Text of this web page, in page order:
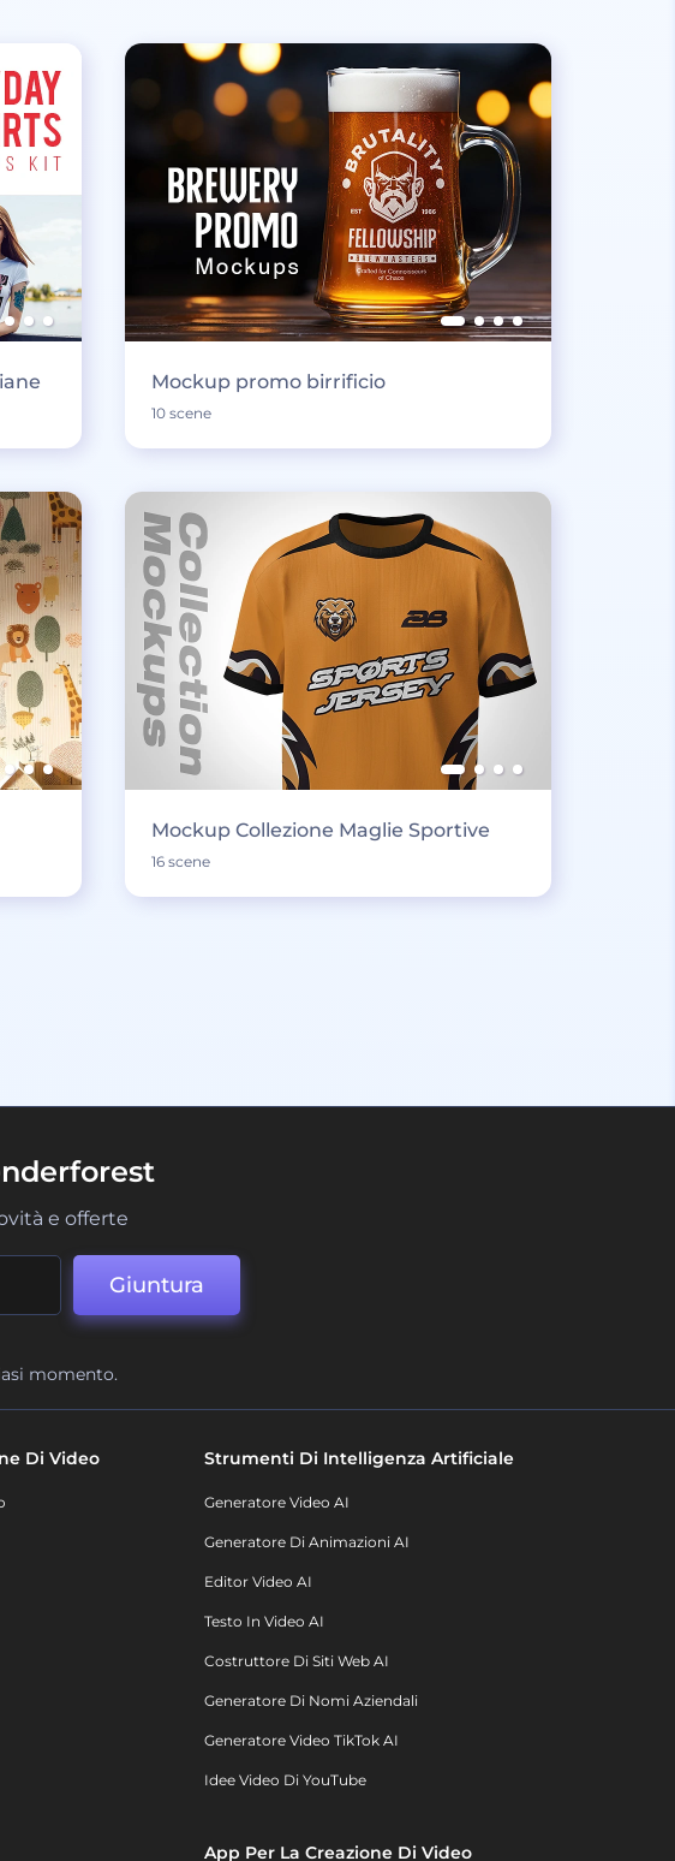
Mockup promo birrificio
10 scene
Mockup Collezione Maglie Sportive
16 scene
e offerte
Giuntura
momento.
Di Video Strumenti Di Intelligenza Artificiale
Generatore Video AI
Generatore Di Animazioni AI
Editor Video AI
Testo In Video AI
Costruttore Di Siti Web AI
Generatore Di Nomi Aziendali
Generatore Video TikTok AI
Idee Video Di YouTube
App Per La Creazione Di Video